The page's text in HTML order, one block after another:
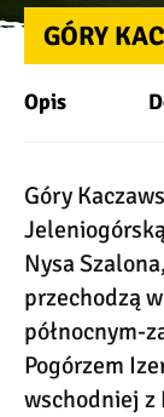
GÓRY
Opis
Góry
Nysa
przechodzą
północnym-
Pogórzem
wschodniej z